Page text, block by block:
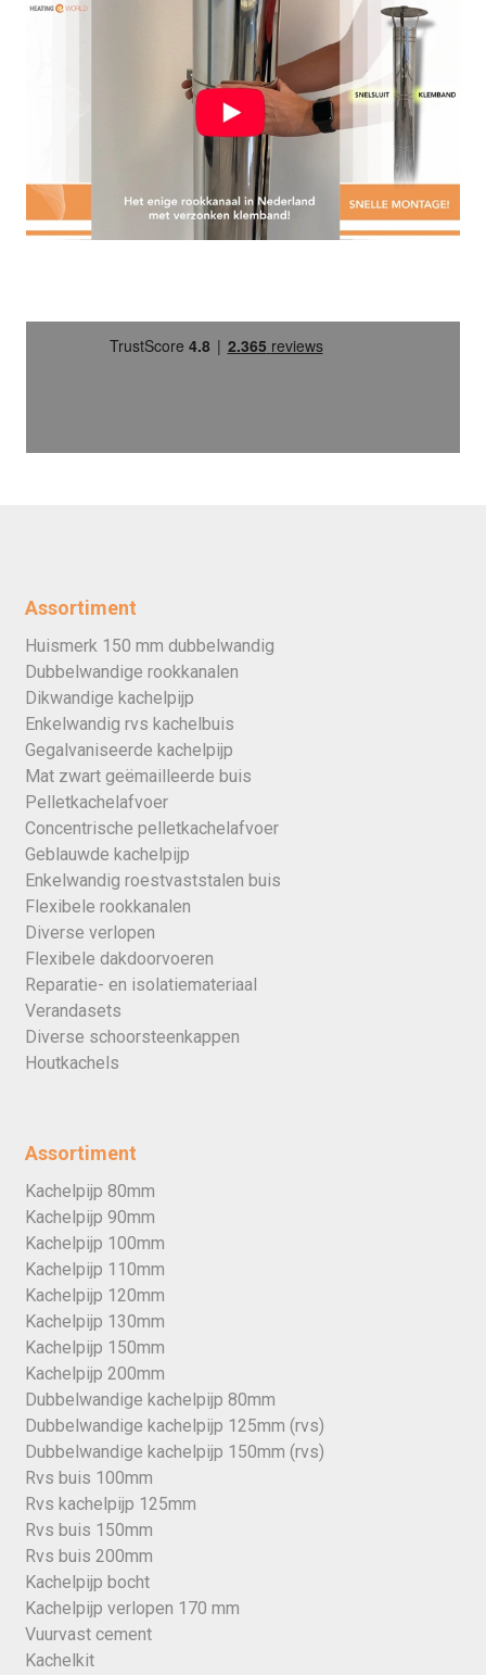
Assortiment
Huismerk 150 mm dubbelwandig
Dubbelwandige rookkanalen
Dikwandige kachelpijp
Enkelwandig rvs kachelbuis
Gegalvaniseerde kachelpijp
Mat zwart geëmailleerde buis
Pelletkachelafvoer
Concentrische pelletkachelafvoer
Geblauwde kachelpijp
Enkelwandig roestvaststalen buis
Flexibele rookkanalen
Diverse verlopen
Flexibele dakdoorvoeren
Reparatie- en isolatiemateriaal
Verandasets
Diverse schoorsteenkappen
Houtkachels
Assortiment
Kachelpijp 80mm
Kachelpijp 90mm
Kachelpijp 100mm
Kachelpijp 110mm
Kachelpijp 120mm
Kachelpijp 130mm
Kachelpijp 150mm
Kachelpijp 200mm
Dubbelwandige kachelpijp 80mm
Dubbelwandige kachelpijp 125mm (rvs)
Dubbelwandige kachelpijp 150mm (rvs)
Rvs buis 100mm
Rvs kachelpijp 125mm
Rvs buis 150mm
Rvs buis 200mm
Kachelpijp bocht
Kachelpijp verlopen 170 mm
Vuurvast cement
Kachelkit